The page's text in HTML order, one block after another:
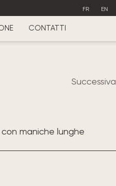
FR EN
CONTATTI
Successiva
maniche lunghe